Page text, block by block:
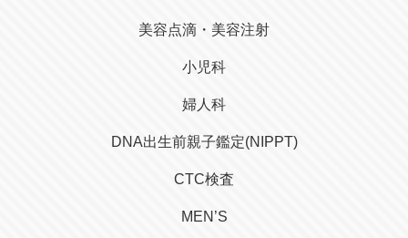
美容点滴・美容注射
小児科
婦人科
DNA出生前親子鑑定(NIPPT)
CTC検査
MEN’S